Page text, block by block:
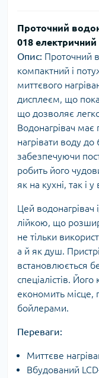
Проточний
018 електричний
Опис: Проточний
компактний і
миттєвого
дисплеєм, що
що дозволяє
Водонагрівач має
нагрівати воду
забезпечуючи
робить його
як на кухні, так і у
Цей
лійкою, що
не тільки
а й як душ.
встановлюється
спеціалістів.
економить місце,
бойлерами.
Переваги:
Миттєве
Вбудований